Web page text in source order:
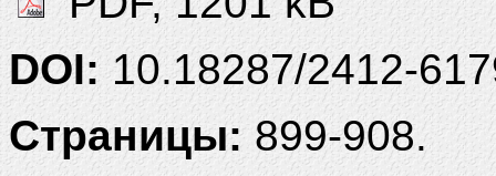
DOI:10.18287/2412-
Страницы: 899-908.